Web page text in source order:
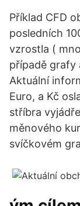
Příklad CFD
posledních
vzrostla (
případě grafy
Aktuální
Euro, a Kč
stříbra
měnového
svíčkovém